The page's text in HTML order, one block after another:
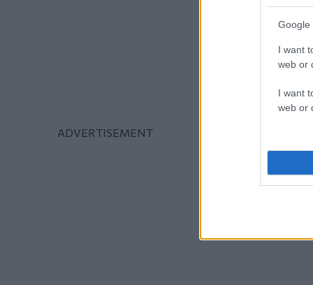
Google
I want
web or
I want
web or